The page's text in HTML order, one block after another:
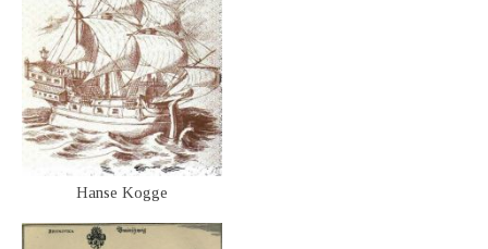
Hanse Kogge